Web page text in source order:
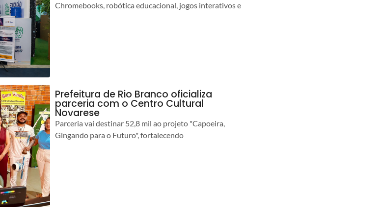
Chromebooks, robótica educacional, jogos interativos e
Prefeitura de Rio Branco oficializa
parceria com o Centro Cultural
Novarese
Parceria vai destinar 52,8 mil ao projeto "Capoeira,
Gingando para o Futuro", fortalecendo